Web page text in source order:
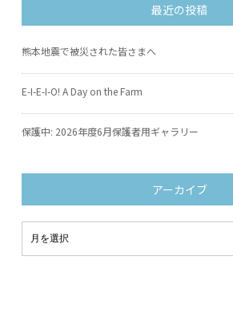
最近の投稿
熊本地震で被災された皆さまへ
E-I-E-I-O! A Day on the Farm
保護中: 2026年度6月保護者用ギャラリー
アーカイブ